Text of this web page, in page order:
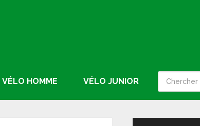
VÉLO HOMME VÉLO JUNIOR